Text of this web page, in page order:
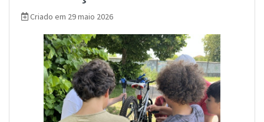
Criado em 29 maio 2026